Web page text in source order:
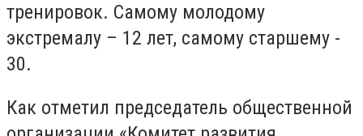
тренировок. Самому молодому
экстремалу – 12 лет, самому старшему -
30.
Как отметил председатель общественной